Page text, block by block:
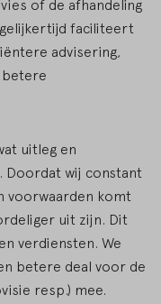
of de afhandeling
faciliteert
advisering,
betere
uitleg en
Doordat wij constant
voorwaarden komt
uit zijn. Dit
verdiensten. We
betere deal voor de
resp.) mee.